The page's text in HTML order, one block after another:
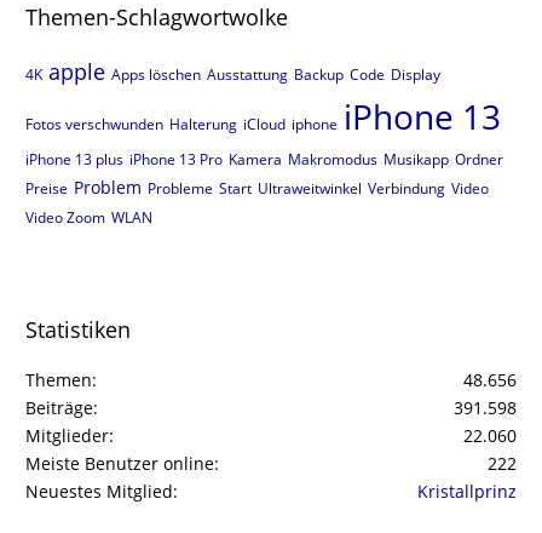
Themen-Schlagwortwolke
4K apple Apps löschen Ausstattung Backup Code Display
Fotos verschwunden Halterung iCloud iphone iPhone 13
iPhone 13 plus iPhone 13 Pro Kamera Makromodus Musikapp Ordner
Preise Problem Probleme Start Ultraweitwinkel Verbindung Video
Video Zoom WLAN
Statistiken
Themen
48.656
Beiträge
391.598
Mitglieder
22.060
Meiste Benutzer online
222
Neuestes Mitglied
Kristallprinz